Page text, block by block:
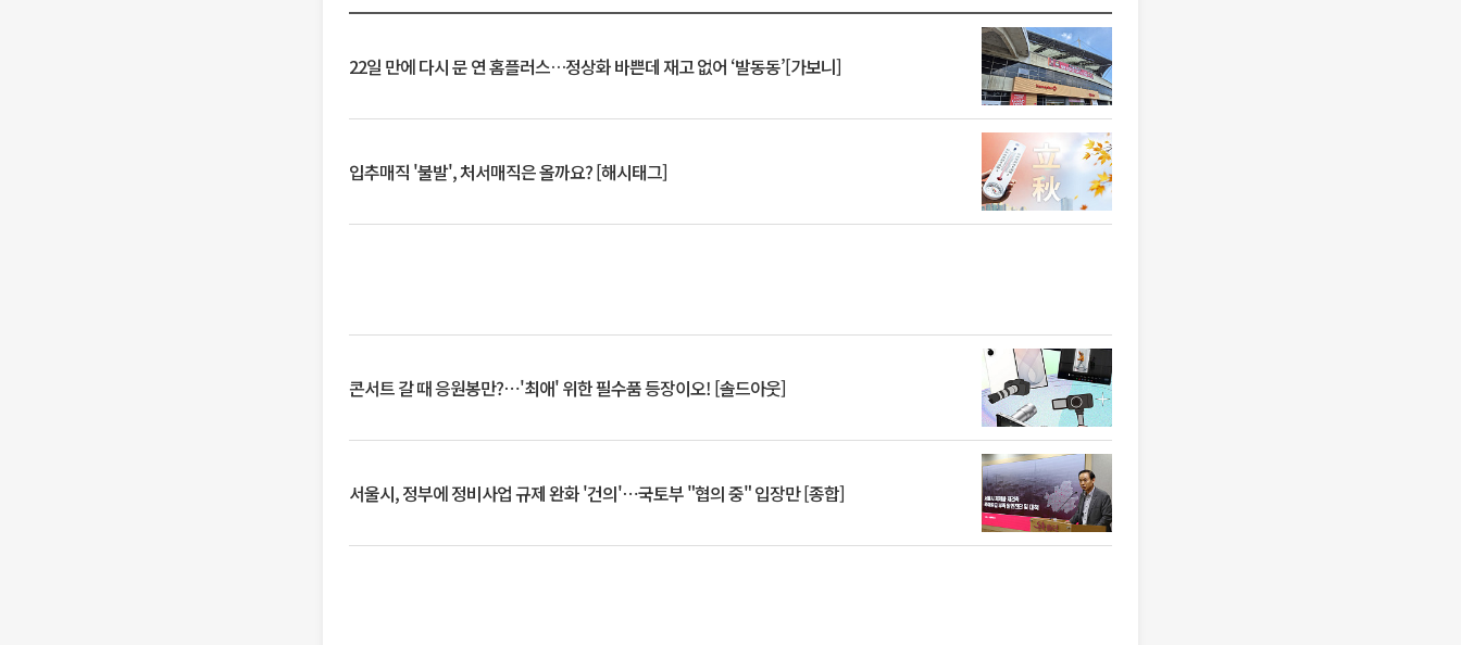
22일 만에 다시 문 연 홈플러스…정상화 바쁜데 재고 없어 ‘발동동’[가보니]
입추매직 '불발', 처서매직은 올까요? [해시태그]
콘서트 갈 때 응원봉만?⋯'최애' 위한 필수품 등장이오! [솔드아웃]
서울시, 정부에 정비사업 규제 완화 '건의'⋯국토부 "협의 중" 입장만 [종합]